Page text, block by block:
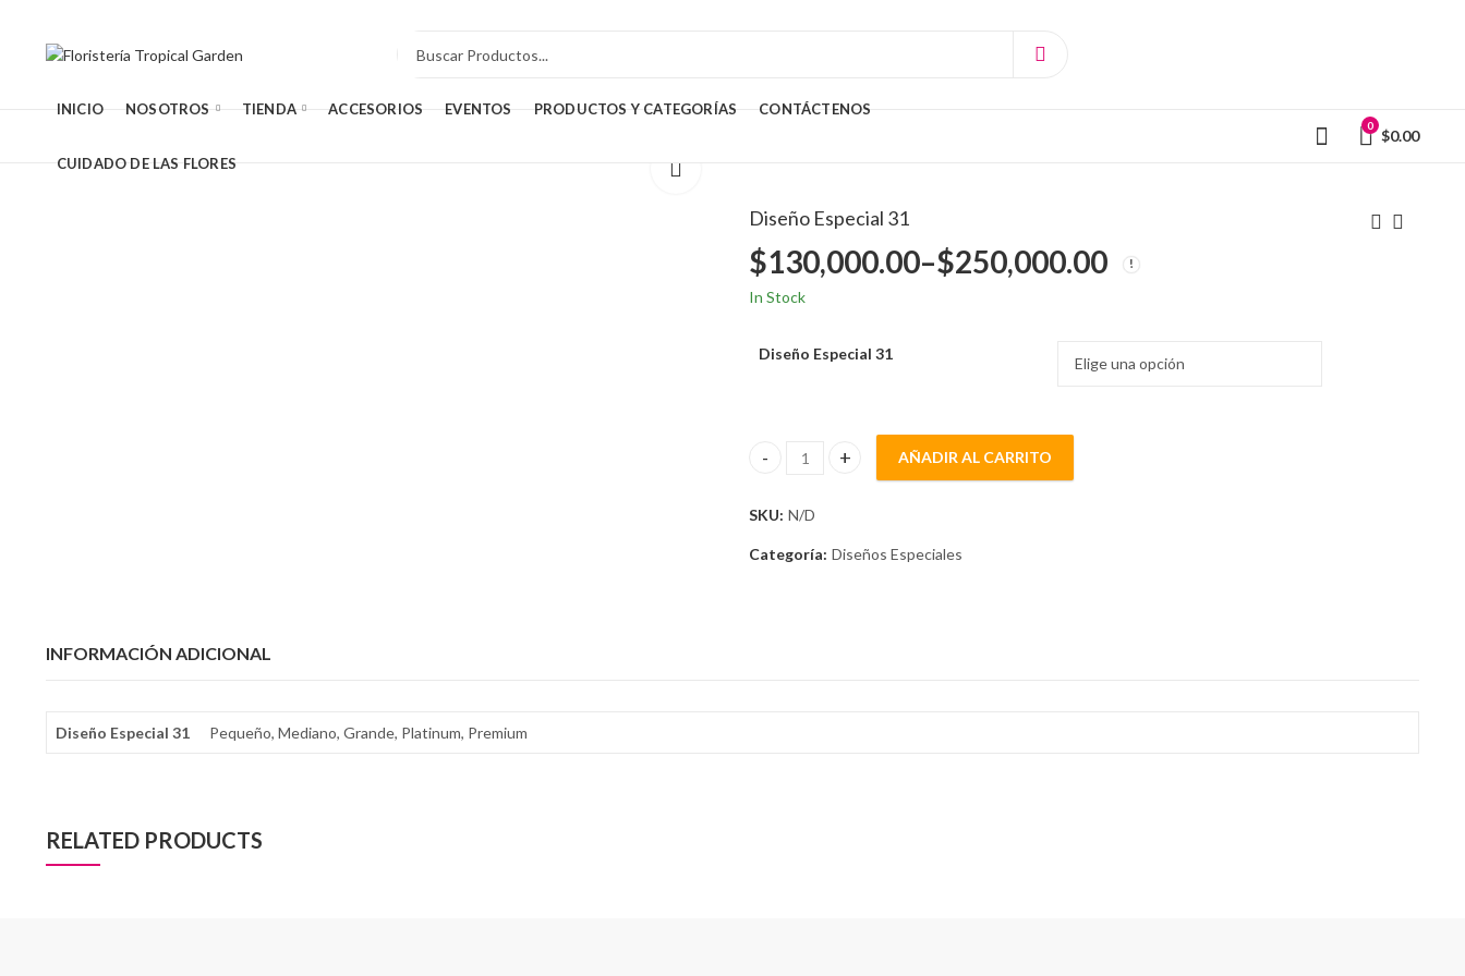
INICIO NOSOTROS TIENDA ACCESORIOS EVENTOS PRODUCTOS Y CATEGORÍAS CONTÁCTENOS
CUIDADO DE LAS FLORES
0
$0.00
Diseño Especial 31
$130,000.00–$250,000.00
In Stock
Diseño Especial 31
Diseño Especial 31 quantity
AÑADIR AL CARRITO
SKU: N/D
Categoría: Diseños Especiales
INFORMACIÓN ADICIONAL
Diseño Especial 31 Pequeño, Mediano, Grande, Platinum, Premium
RELATED PRODUCTS